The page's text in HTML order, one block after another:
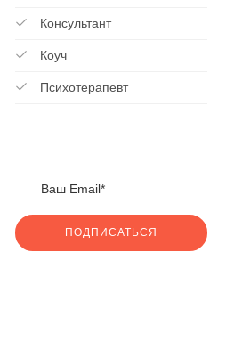
Консультант
Коуч
Психотерапевт
ПОДПИСАТЬСЯ